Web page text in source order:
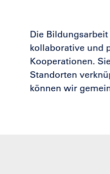
Die
kollaborative und
Kooperationen.
Standorten
können wir